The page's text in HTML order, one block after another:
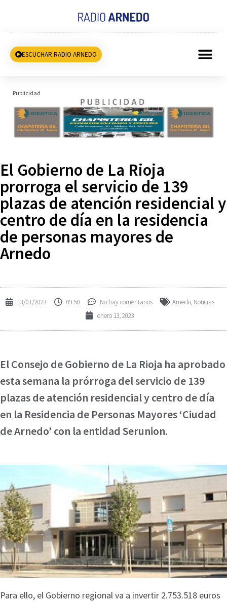
ESCUCHAR RADIO ARNEDO
Publicidad
El Gobierno de La Rioja
prorroga el servicio de 139
plazas de atención residencial y
centro de día en la residencia
de personas mayores de
Arnedo
13/01/2023 09:50 No hay comentarios Arnedo, Noticias
enero 13, 2023
El Consejo de Gobierno de La Rioja ha aprobado
esta semana la prórroga del servicio de 139
plazas de atención residencial y centro de día
en la Residencia de Personas Mayores ‘Ciudad
de Arnedo’ con la entidad Serunion.
Para ello, el Gobierno regional va a invertir 2.753.518 euros